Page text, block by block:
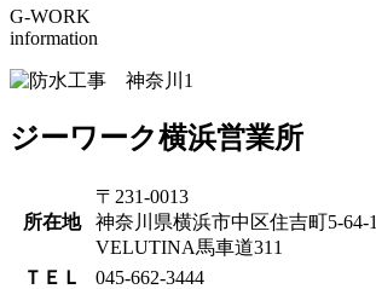
G-WORK
information
ジーワーク横浜営業所
所在地
〒231-0013
神奈川県横浜市中区住吉町5-64-1
VELUTINA馬車道311
ＴＥＬ
045-662-3444